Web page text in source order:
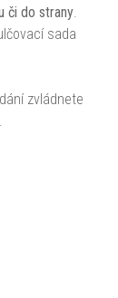
či do strany.
sada
zvládnete